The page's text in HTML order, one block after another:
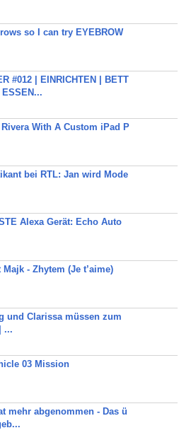
so I can try EYEBROW
#012 | EINRICHTEN | BETT
Rivera With A Custom iPad P
bei RTL: Jan wird Mode
Alexa Gerät: Echo Auto
- Zhytem (Je t’aime)
und Clarissa müssen zum
...
03 Mission
mehr abgenommen - Das ü